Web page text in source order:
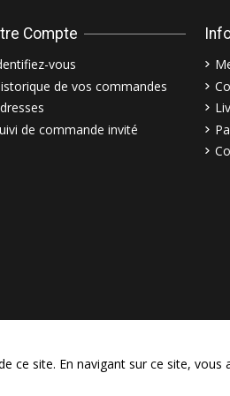
Compte
vous
de vos commandes
de commande invité
ce site. En navigant sur ce site,